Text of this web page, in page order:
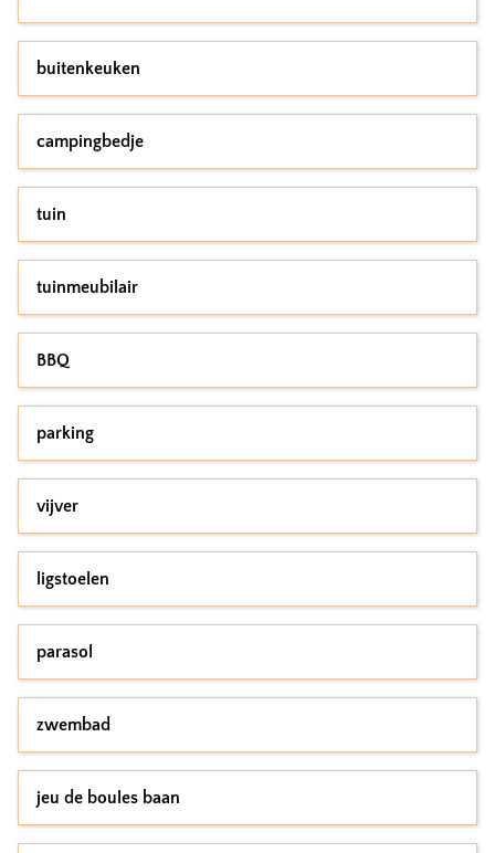
buitenkeuken
campingbedje
tuin
tuinmeubilair
BBQ
parking
vijver
ligstoelen
parasol
zwembad
jeu de boules baan